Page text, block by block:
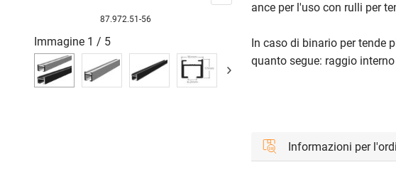
87.972.51-56
Immagine 1 / 5
ance per l'uso con rulli per
In caso di binario per tende
quanto segue: raggio
Informazioni per